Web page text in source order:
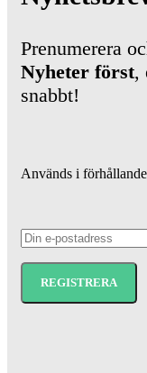
Prenumerera
Nyheter först,
snabbt!
Används i